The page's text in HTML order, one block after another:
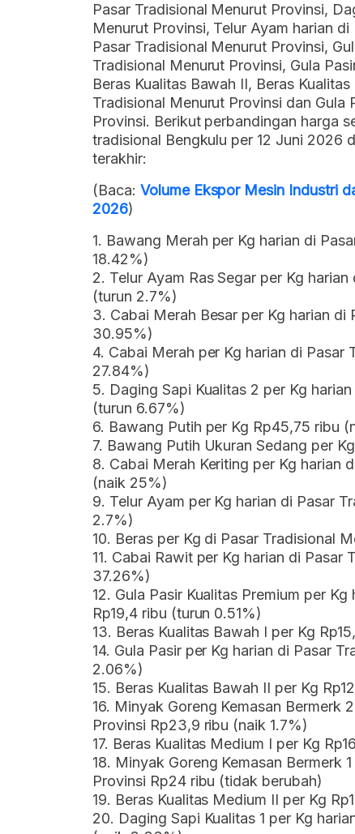
Pasar Tradisional Menurut Provinsi,
Menurut Provinsi, Telur Ayam harian
Pasar Tradisional Menurut Provinsi,
Tradisional Menurut Provinsi, Gula
Beras Kualitas Bawah II, Beras
Tradisional Menurut Provinsi dan Gula
Provinsi. Berikut perbandingan harga
tradisional Bengkulu per 12 Juni 2026
terakhir:
(Baca: Volume Ekspor Mesin Industri
2026)
1. Bawang Merah per Kg harian di
18.42%)
2. Telur Ayam Ras Segar per Kg
(turun 2.7%)
3. Cabai Merah Besar per Kg harian
30.95%)
4. Cabai Merah per Kg harian di
27.84%)
5. Daging Sapi Kualitas 2 per Kg
(turun 6.67%)
6. Bawang Putih per Kg Rp45,75 ribu
7. Bawang Putih Ukuran Sedang per
8. Cabai Merah Keriting per Kg harian
(naik 25%)
9. Telur Ayam per Kg harian di Pasar
2.7%)
10. Beras per Kg di Pasar Tradisional
11. Cabai Rawit per Kg harian di Pasar
37.26%)
12. Gula Pasir Kualitas Premium per
Rp19,4 ribu (turun 0.51%)
13. Beras Kualitas Bawah I per Kg
14. Gula Pasir per Kg harian di Pasar
2.06%)
15. Beras Kualitas Bawah II per Kg
16. Minyak Goreng Kemasan Bermerk
Provinsi Rp23,9 ribu (naik 1.7%)
17. Beras Kualitas Medium I per Kg
18. Minyak Goreng Kemasan Bermerk
Provinsi Rp24 ribu (tidak berubah)
19. Beras Kualitas Medium II per Kg
20. Daging Sapi Kualitas 1 per Kg